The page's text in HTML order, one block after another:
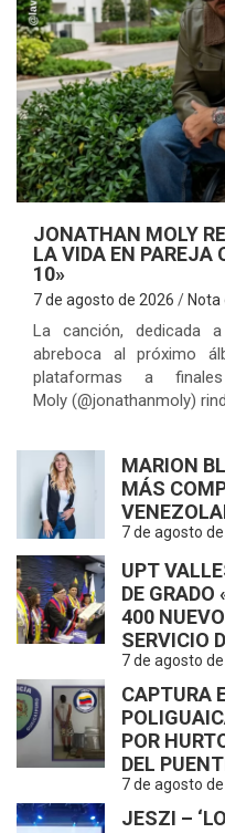
JONATHAN MOLY
LA VIDA EN PAREJA
10»
7 de agosto de 2026 Nota
La canción, dedicada
abreboca al próximo
plataformas a
Moly (@jonathanmoly)
MARION
MÁS
7 de agosto
UPT
DE GRADO
400
SERVICIO
7 de agosto
CAPTURA
POR
DEL
7 de agosto
JESZI –